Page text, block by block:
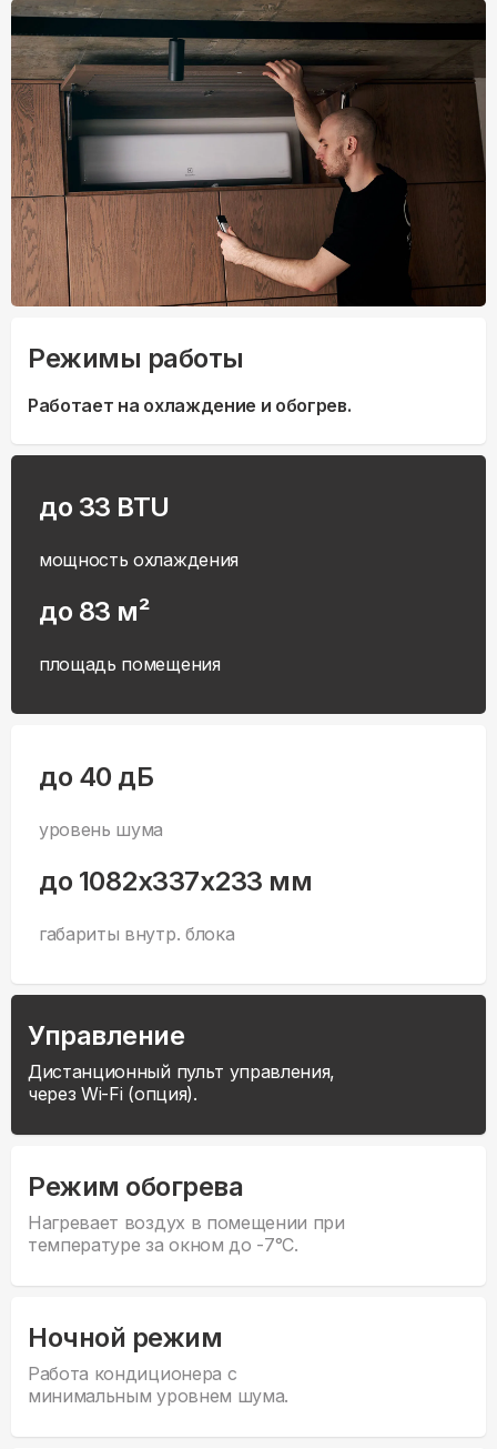
Режимы работы
Работает на охлаждение и обогрев.
до 33 BTU
мощность охлаждения
до 83 м²
площадь помещения
до 40 дБ
уровень шума
до 1082x337x233 мм
габариты внутр. блока
Управление
Дистанционный пульт управления,
через Wi-Fi (опция).
Режим обогрева
Нагревает воздух в помещении при
температуре за окном до -7°С.
Ночной режим
Работа кондиционера с
минимальным уровнем шума.